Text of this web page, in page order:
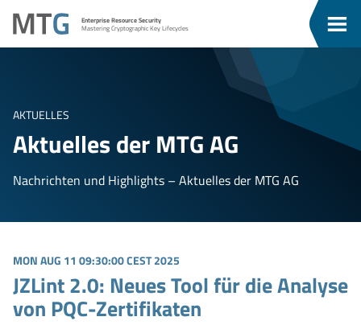
MTG
Enterprise Resource Security
Mastering Cryptographic Key Lifecycles
AKTUELLES
Aktuelles der MTG AG
Nachrichten und Highlights – Aktuelles der MTG AG
MON AUG 11 09:30:00 CEST 2025
JZLint 2.0: Neues Tool für die Analyse
von PQC-Zertifikaten